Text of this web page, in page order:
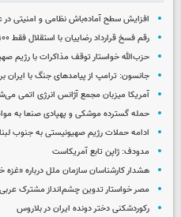
افزایش سطح آماده‌باش نظامی و امنیتی در
رقم فسخ قرارداد رضاییان با استقلال فقط ۱۰۰میلیون تومان!
حزب‌الله خواستار توقف مذاکرات با رژیم
جانسون: ترامپ از پیامدهای جنگ با ایران
آمریکا میزبان مجمع آژانس انرژی اتمی
حمله گسترده موشکی و پهپادی صنعا به
ادامه حملات رژیم صهیونیستی به جنوب
مدودف: ژاپن تابع آمریکاست
هشدار کارشناسان سازمان ملل درباره «غزه‌
مصر خواستار تدوین چشم‌انداز مشترک
رکوردشکنی دختر دونده ایران در بلاروس